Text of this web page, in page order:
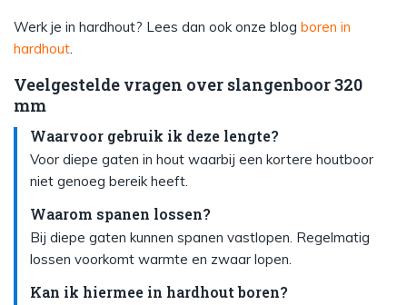
Werk je in hardhout? Lees dan ook onze blog boren in
hardhout
Veelgestelde vragen over slangenboor 320
mm
Waarvoor gebruik ik deze lengte?
Voor diepe gaten in hout waarbij een kortere houtboor
niet genoeg bereik heeft.
Waarom spanen lossen?
Bij diepe gaten kunnen spanen vastlopen. Regelmatig
lossen voorkomt warmte en zwaar lopen.
Kan ik hiermee in hardhout boren?